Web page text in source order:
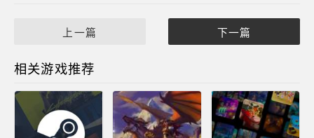
上一篇 下一篇
相关游戏推荐